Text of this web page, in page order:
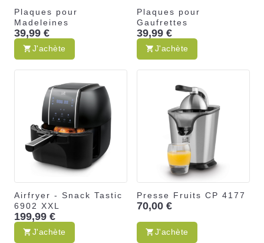
Plaques pour
Madeleines
39,99 €
J'achète
Plaques pour
Gaufrettes
39,99 €
J'achète
Airfryer - Snack Tastic
6902 XXL
199,99 €
J'achète
Presse Fruits CP 4177
70,00 €
J'achète